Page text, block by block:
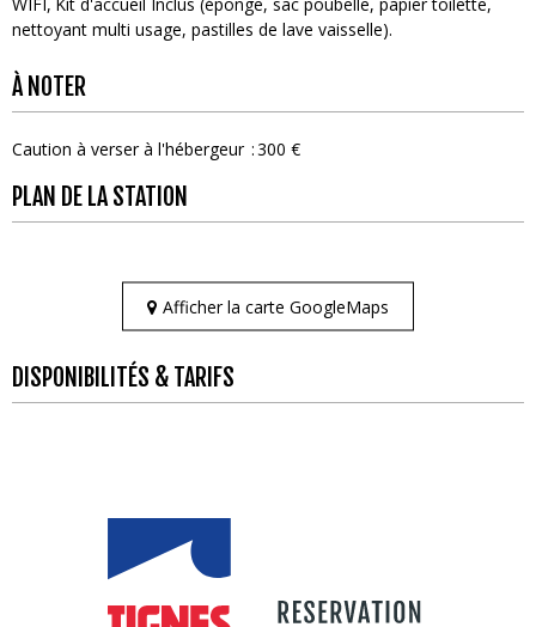
nettoyant multi usage, pastilles de lave vaisselle)
À NOTER
Caution à verser à l'hébergeur 300 €
PLAN DE LA STATION
Afficher la carte GoogleMaps
DISPONIBILITÉS & TARIFS